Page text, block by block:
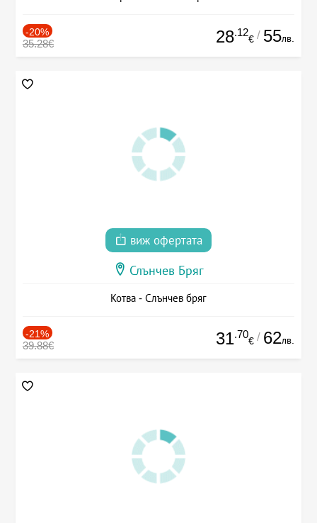
-20%
35.28€ 28.12
€ / 55лв.
виж офертата
Слънчев Бряг
Котва - Слънчев бряг
-21%
39.88€ 31.70
€ / 62лв.